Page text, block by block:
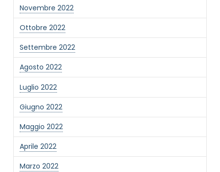
Novembre 2022
Ottobre 2022
Settembre 2022
Agosto 2022
Luglio 2022
Giugno 2022
Maggio 2022
Aprile 2022
Marzo 2022